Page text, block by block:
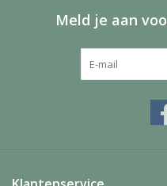
Meld je aan